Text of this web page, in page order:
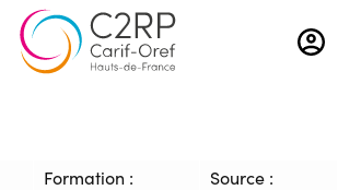
Aller
au
contenu
Formation :
Source :